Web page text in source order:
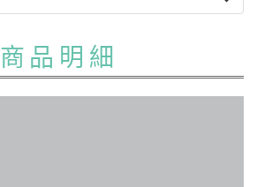
商品明細